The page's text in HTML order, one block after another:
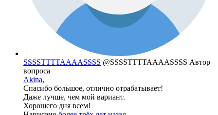
SSSSTTTTAAAASSSS @SSSSTTTTAAAASSSS Автор
вопроса
Akina,
Спасибо большое, отлично отрабатывает!
Даже лучше, чем мой вариант.
Хорошего дня всем!